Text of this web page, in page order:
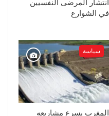
انتشار المرضى النفسيين
في الشوارع
سياسة
المغرب يسرع مشاريعه